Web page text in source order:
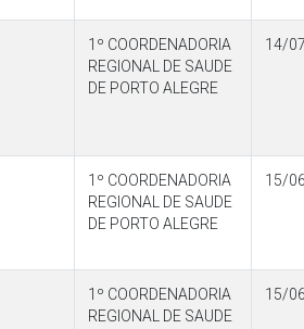
1º COORDENADORIA
REGIONAL DE SAUDE
DE PORTO ALEGRE
14/
1º COORDENADORIA
REGIONAL DE SAUDE
DE PORTO ALEGRE
15/
1º COORDENADORIA
REGIONAL DE SAUDE
15/